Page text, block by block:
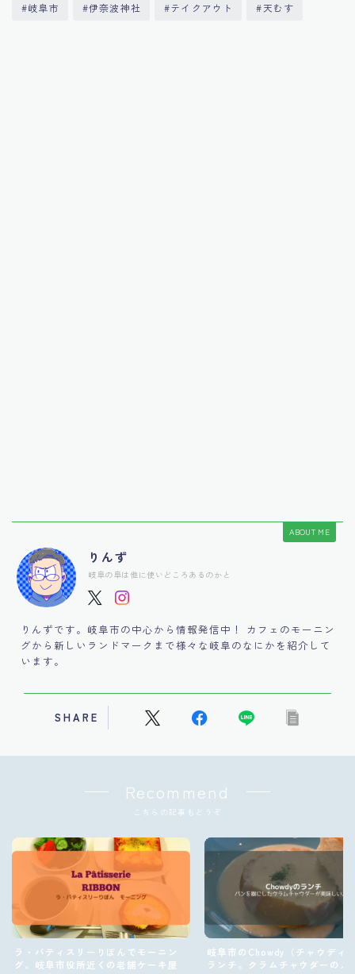
#岐阜市 #伊奈波神社 #テイクアウト #天むす
ABOUT ME
りんず
岐阜の阜は他に使いどころあるのかと
りんずです。岐阜市の中心から情報発信中！ カフェのモーニン
グから新しいランドマークまで様々な岐阜のなにかを紹介して
います。
SHARE
Recommend
こちらの記事もどうぞ
ラ・パティスリーりぼんでモーニン
グ。岐阜市役所近くの老舗ケーキ屋
岐阜市のChowdy（チャウディ
ランチ。クラムチャウダーのメ